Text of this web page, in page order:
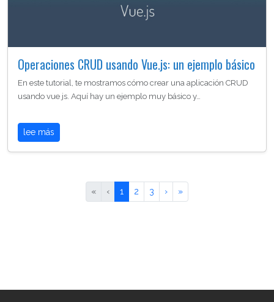
Operaciones CRUD usando Vue.js: un ejemplo básico
En este tutorial, te mostramos cómo crear una aplicación CRUD
usando vue js. Aquí hay un ejemplo muy básico y…
lee más
« ‹ 1 2 3 › »